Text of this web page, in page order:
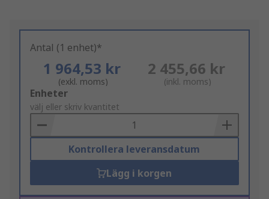
Antal (1 enhet)*
1 964,53 kr
(exkl. moms)
2 455,66 kr
(inkl. moms)
Add
to
Basket
Enheter
välj eller skriv kvantitet
Kontrollera leveransdatum
Lägg i korgen